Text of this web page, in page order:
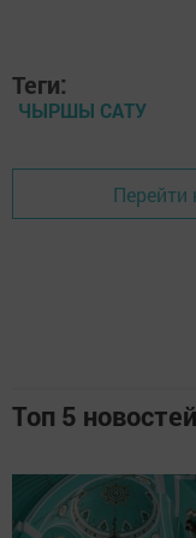
Теги:
ЧЫРШЫ САТУ
Перейти
Топ 5 новостей